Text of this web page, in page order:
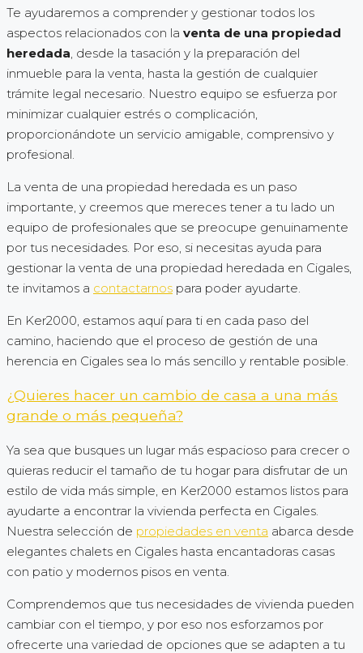
Te ayudaremos a comprender y gestionar todos los
aspectos relacionados con la venta de una propiedad
heredada, desde la tasación y la preparación del
inmueble para la venta, hasta la gestión de cualquier
trámite legal necesario. Nuestro equipo se esfuerza por
minimizar cualquier estrés o complicación,
proporcionándote un servicio amigable, comprensivo y
profesional.
La venta de una propiedad heredada es un paso
importante, y creemos que mereces tener a tu lado un
equipo de profesionales que se preocupe genuinamente
por tus necesidades. Por eso, si necesitas ayuda para
gestionar la venta de una propiedad heredada en Cigales,
te invitamos a contactarnos para poder ayudarte.
En Ker2000, estamos aquí para ti en cada paso del
camino, haciendo que el proceso de gestión de una
herencia en Cigales sea lo más sencillo y rentable posible.
¿Quieres hacer un cambio de casa a una más
grande o más pequeña?
Ya sea que busques un lugar más espacioso para crecer o
quieras reducir el tamaño de tu hogar para disfrutar de un
estilo de vida más simple, en Ker2000 estamos listos para
ayudarte a encontrar la vivienda perfecta en Cigales.
Nuestra selección de propiedades en venta abarca desde
elegantes chalets en Cigales hasta encantadoras casas
con patio y modernos pisos en venta.
Comprendemos que tus necesidades de vivienda pueden
cambiar con el tiempo, y por eso nos esforzamos por
ofrecerte una variedad de opciones que se adapten a tu